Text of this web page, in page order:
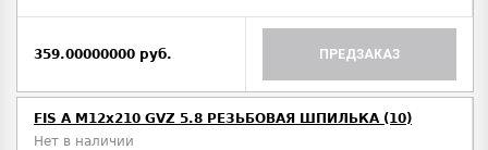
359.00000000 руб. ПРЕДЗАКАЗ
FIS A M12х210 GVZ 5.8 РЕЗЬБОВАЯ ШПИЛЬКА (10)
Нет в наличии